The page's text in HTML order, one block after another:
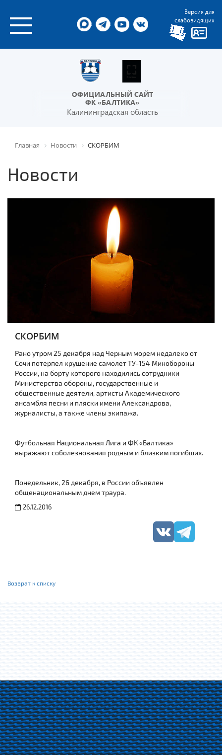
Версия для
слабовидящих
ОФИЦИАЛЬНЫЙ САЙТ
ФК «БАЛТИКА»
Калининградская область
Главная Новости СКОРБИМ
Новости
СКОРБИМ
Рано утром 25 декабря над Черным морем недалеко от
Сочи потерпел крушение самолет ТУ-154 Минобороны
России, на борту которого находились сотрудники
Министерства обороны, государственные и
общественные деятели, артисты Академического
ансамбля песни и пляски имени Александрова,
журналисты, а также члены экипажа.
Футбольная Национальная Лига и ФК «Балтика»
выражают соболезнования родным и близким погибших.
Понедельник, 26 декабря, в России объявлен
общенациональным днем траура.
26.12.2016
Возврат к списку